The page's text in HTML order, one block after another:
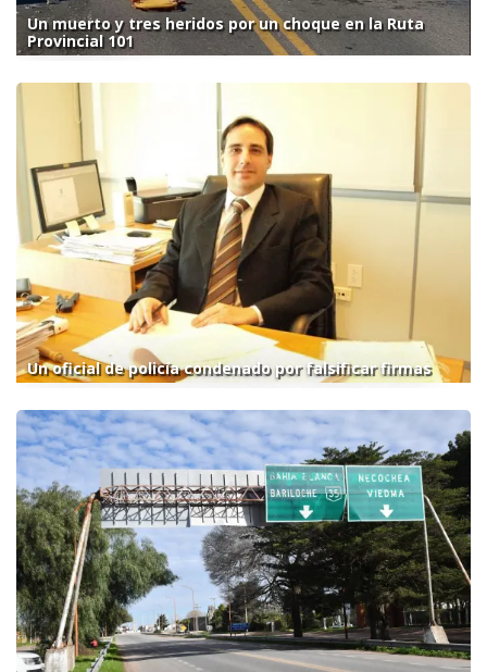
Un muerto y tres heridos por un choque en la Ruta
Provincial 101
Un oficial de policía condenado por falsificar firmas